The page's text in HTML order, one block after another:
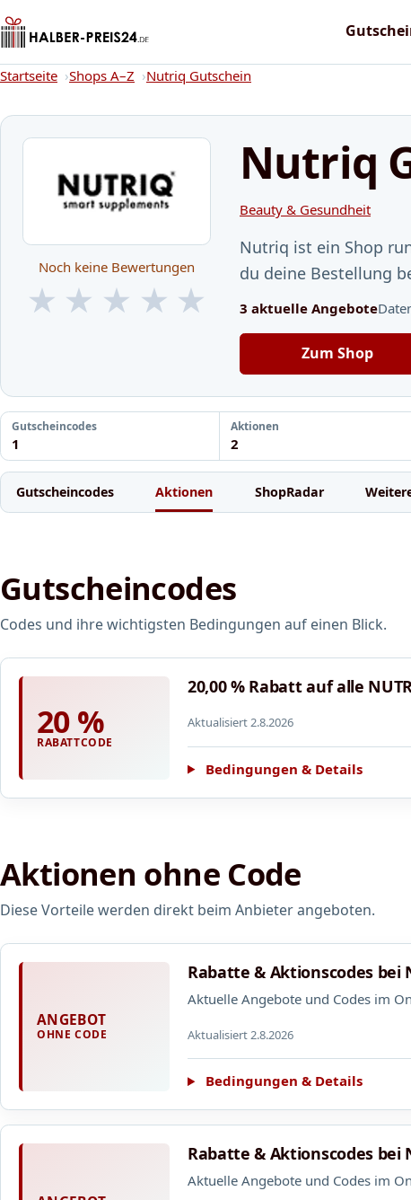
Startseite
Startseite Shops A–Z Nutriq Gutschein
Noch keine Bewertungen
★ ★ ★ ★ ★
Nutriq
Beauty & Gesundheit
Nutriq ist ein Shop
du deine Bestellung
3 aktuelle Angebote
Zum Shop
Gutscheincodes
1
Aktionen
2
Gutscheincodes Aktionen ShopRadar
Gutscheincodes
Codes und ihre wichtigsten Bedingungen auf einen Blick.
20 %
RABATTCODE
20,00 % Rabatt auf alle
Aktualisiert 2.8.2026
Bedingungen & Details
Aktionen ohne Code
Diese Vorteile werden direkt beim Anbieter angeboten.
ANGEBOT
OHNE CODE
Rabatte & Aktionscodes bei
Aktuelle Angebote und Codes im
Aktualisiert 2.8.2026
Bedingungen & Details
Rabatte & Aktionscodes bei
Aktuelle Angebote und Codes im